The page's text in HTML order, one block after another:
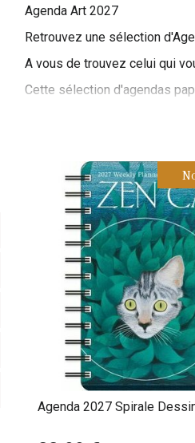
Agenda Art 2027
Retrouvez une sélection
A vous de trouvez celui qui
Cette sélection d'agendas
courants artistiques tout en
inspirées des œuvres de
sculptures, donnant un
Les mois suivants célèbrent
des images vibrantes et
ambiances dramatiques,
Enfin, les calendriers
des œuvres de Picasso,
couvertures élégantes et
Ces agendas sont parfaits
combinent l'organisation du
Agenda 2027 Spirale